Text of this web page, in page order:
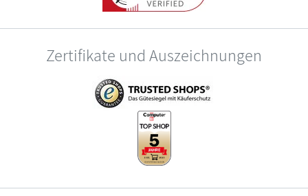
Zertifikate und Auszeichnungen